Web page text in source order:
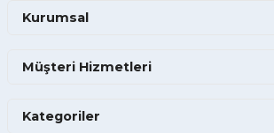
Kurumsal
Müşteri Hizmetleri
Kategoriler